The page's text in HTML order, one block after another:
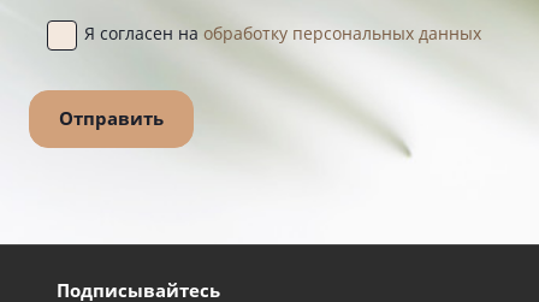
Я согласен на обработку персональных данных
Подписывайтесь